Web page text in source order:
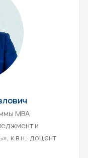
МВА
и
к.в.н., доцент